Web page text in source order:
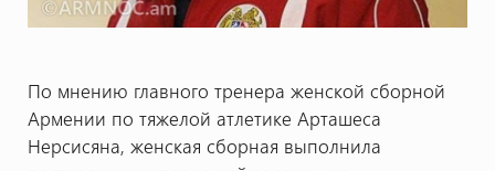
По мнению главного тренера женской сборной
Армении по тяжелой атлетике Арташеса
Нерсисяна, женская сборная выполнила